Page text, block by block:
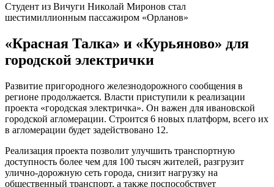
Студент из Вичуги Николай Миронов стал
шестимиллионным пассажиром «Орланов»
«Красная Талка» и «Курьяново» для
городской электрички
Развитие пригородного железнодорожного сообщения в
регионе продолжается. Власти приступили к реализации
проекта «городская электричка». Он важен для ивановской
городской агломерации. Строится 6 новых платформ, всего их
в агломерации будет задействовано 12.
Реализация проекта позволит улучшить транспортную
доступность более чем для 100 тысяч жителей, разгрузит
улично-дорожную сеть города, снизит нагрузку на
общественный транспорт, а также поспособствует